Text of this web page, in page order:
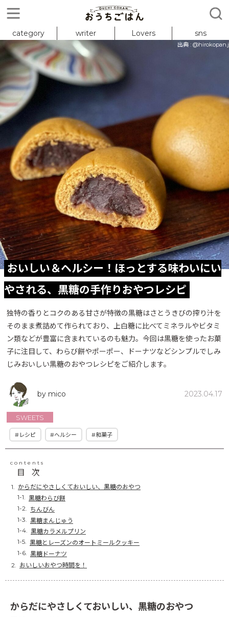
category writer Lovers sns
出典 : @hirokopan.j
おいしい＆ヘルシー！ほっとする味わいにい
やされる、黒糖の手作りおやつレシピ
独特の香りとコクのある甘さが特徴の黒糖はさとうきびの搾り汁を
そのまま煮詰めて作られており、上白糖に比べてミネラルやビタミ
ン類などが豊富に含まれているのも魅力。今回は黒糖を使ったお菓
子に注目して、わらび餅やポーポー、ドーナツなどシンプルでしみ
じみおいしい黒糖のおやつレシピをご紹介します。
by mico 2023.04.17
SWEETS
#レシピ #ヘルシー #和菓子
contents
目次
からだにやさしくておいしい、黒糖のおやつ
黒糖わらび餅
ちんびん
黒糖まんじゅう
黒糖カラメルプリン
黒糖とレーズンのオートミールクッキー
黒糖ドーナツ
おいしいおやつ時間を！
からだにやさしくておいしい、黒糖のおやつ